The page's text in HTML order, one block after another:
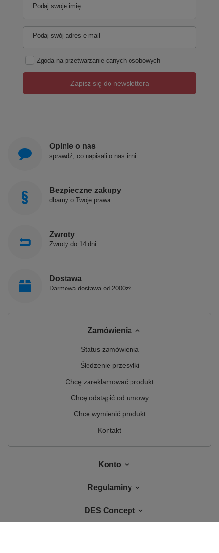
Podaj swoje imię
Podaj swój adres e-mail
Zgoda na przetwarzanie danych osobowych
Zapisz się do newslettera
Opinie o nas
sprawdź, co napisali o nas inni
Bezpieczne zakupy
dbamy o Twoje prawa
Zwroty
Zwroty do 14 dni
Dostawa
Darmowa dostawa od 2000zł
Zamówienia
Status zamówienia
Śledzenie przesyłki
Chcę zareklamować produkt
Chcę odstąpić od umowy
Chcę wymienić produkt
Kontakt
Konto
Regulaminy
DES Concept